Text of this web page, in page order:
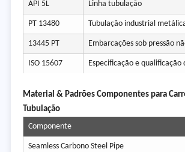
API 5L Linha tubulação
PT 13480 Tubulação industrial
13445 PT Embarcações sob pressão
ISO 15607 Especificação e
Material & Padrões Componentes para
Tubulação
Componente
Seamless Carbono Steel Pipe